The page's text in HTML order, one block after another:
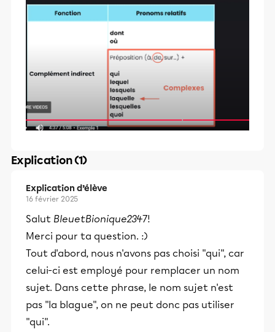
Explication (1)
Explication d’élève
16 février 2025
Salut BleuetBionique2347!
Merci pour ta question. :)
Tout d'abord, nous n'avons pas choisi "qui", car
celui-ci est employé pour remplacer un nom
sujet. Dans cette phrase, le nom sujet n'est
pas "la blague", on ne peut donc pas utiliser
"qui".